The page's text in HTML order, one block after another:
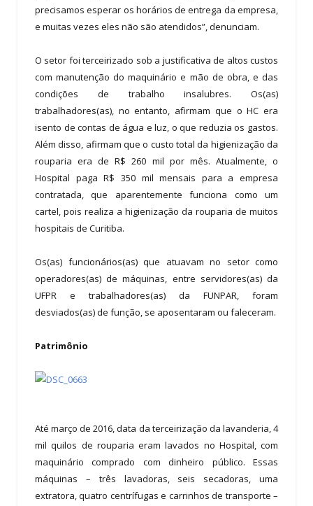
precisamos esperar os horários de entrega da empresa,
e muitas vezes eles não são atendidos”, denunciam.
O setor foi terceirizado sob a justificativa de altos custos
com manutenção do maquinário e mão de obra, e das
condições de trabalho insalubres. Os(as)
trabalhadores(as), no entanto, afirmam que o HC era
isento de contas de água e luz, o que reduzia os gastos.
Além disso, afirmam que o custo total da higienização da
rouparia era de R$ 260 mil por mês. Atualmente, o
Hospital paga R$ 350 mil mensais para a empresa
contratada, que aparentemente funciona como um
cartel, pois realiza a higienização da rouparia de muitos
hospitais de Curitiba.
Os(as) funcionários(as) que atuavam no setor como
operadores(as) de máquinas, entre servidores(as) da
UFPR e trabalhadores(as) da FUNPAR, foram
desviados(as) de função, se aposentaram ou faleceram.
Patrimônio
Até março de 2016, data da terceirização da lavanderia, 4
mil quilos de rouparia eram lavados no Hospital, com
maquinário comprado com dinheiro público. Essas
máquinas – três lavadoras, seis secadoras, uma
extratora, quatro centrífugas e carrinhos de transporte –